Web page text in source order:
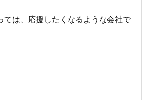
は、応援したくなるような会社で